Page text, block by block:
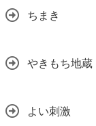
ちまき
やきもち地蔵
よい刺激